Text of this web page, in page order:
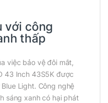
với công
thấp
việc bảo vệ đôi mắt,
43 Inch 43S5K được
Light. Công nghệ
sáng xanh có hại phát